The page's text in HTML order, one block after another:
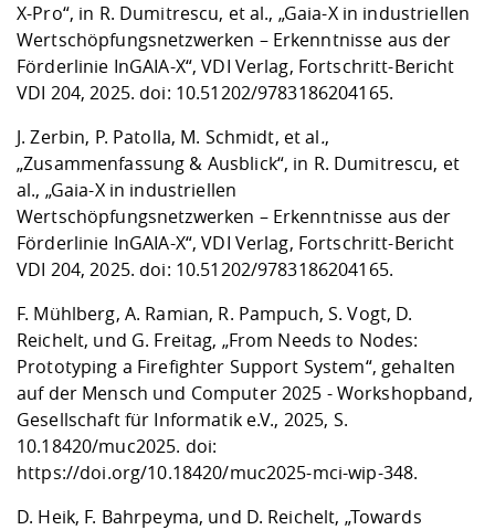
X-Pro“, in R. Dumitrescu, et al., „Gaia-X in industriellen
Wertschöpfungsnetzwerken – Erkenntnisse aus der
Förderlinie InGAIA-X“, VDI Verlag, Fortschritt-Bericht
VDI 204, 2025. doi: 10.51202/9783186204165.
J. Zerbin, P. Patolla, M. Schmidt, et al.,
„Zusammenfassung & Ausblick“, in R. Dumitrescu, et
al., „Gaia-X in industriellen
Wertschöpfungsnetzwerken – Erkenntnisse aus der
Förderlinie InGAIA-X“, VDI Verlag, Fortschritt-Bericht
VDI 204, 2025. doi: 10.51202/9783186204165.
F. Mühlberg, A. Ramian, R. Pampuch, S. Vogt, D.
Reichelt, und G. Freitag, „From Needs to Nodes:
Prototyping a Firefighter Support System“, gehalten
auf der Mensch und Computer 2025 - Workshopband,
Gesellschaft für Informatik e.V., 2025, S.
10.18420/muc2025. doi:
https://doi.org/10.18420/muc2025-mci-wip-348.
D. Heik, F. Bahrpeyma, und D. Reichelt, „Towards